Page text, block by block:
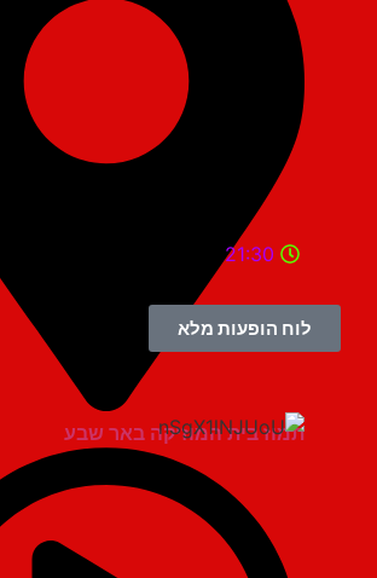
תמוז בית המוזיקה באר שבע
21:30
לוח הופעות מלא